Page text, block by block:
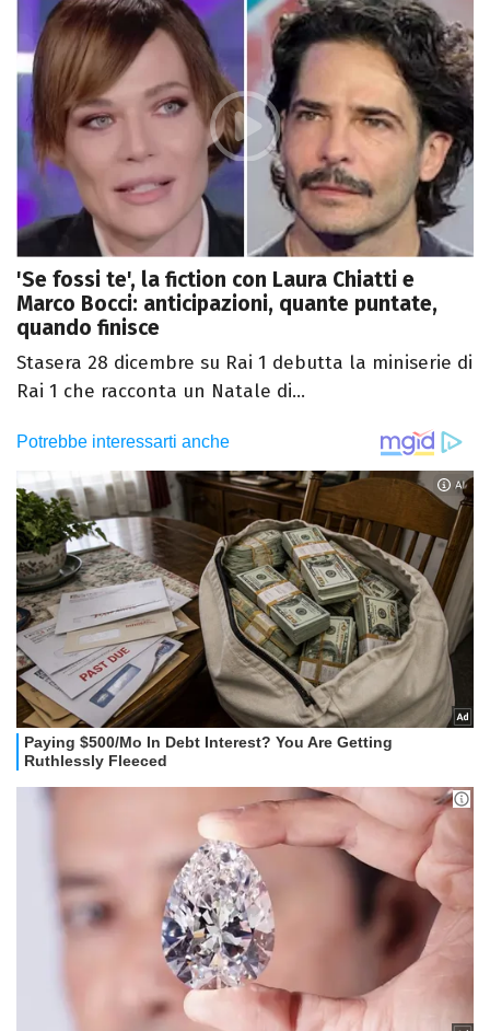
'Se fossi te', la fiction con Laura Chiatti e
Marco Bocci: anticipazioni, quante puntate,
quando finisce
Stasera 28 dicembre su Rai 1 debutta la miniserie di
Rai 1 che racconta un Natale di...